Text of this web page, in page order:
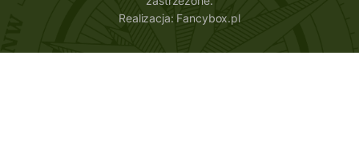
Realizacja: Fancybox.pl